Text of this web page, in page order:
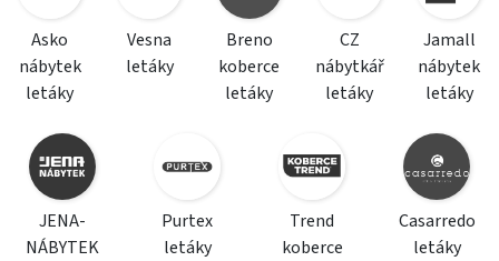
Asko
nábytek
letáky
Vesna
letáky
Breno
koberce
letáky
CZ
nábytkář
letáky
Jamall
nábytek
letáky
JENA-
NÁBYTEK
Purtex
letáky
Trend
koberce
Casarredo
letáky